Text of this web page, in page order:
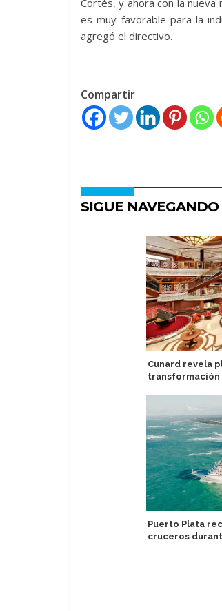
Cortés, y ahora con la
es muy favorable para la
agregó el directivo.
Compartir
SIGUE NAVEGANDO
Cunard revela
transformación
Puerto Plata
cruceros